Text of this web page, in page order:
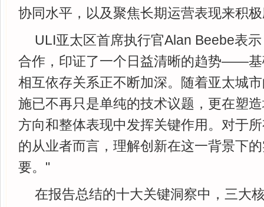
协同水平，以及聚焦长期运营表现来积
ULI亚太区首席执行官Alan Beebe表
合作，印证了一个日益清晰的趋势——基
相互依存关系正不断加深。随着亚太城
施已不再只是单纯的技术议题，更在塑
方向和整体表现中发挥关键作用。对于
的从业者而言，理解创新在这一背景下
要。"
在报告总结的十大关键洞察中，三大